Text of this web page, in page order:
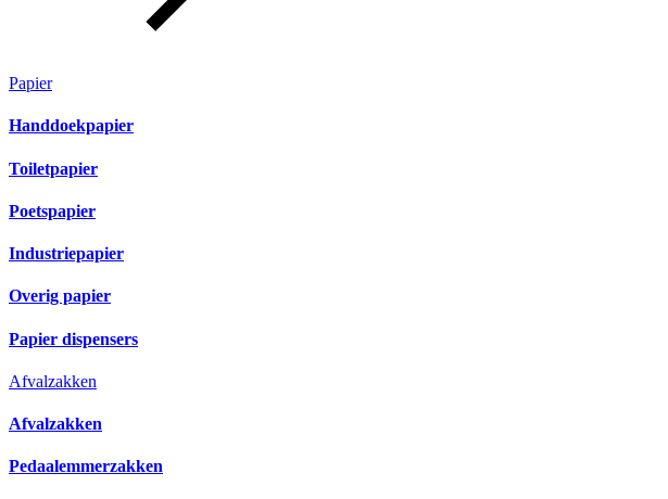
Papier
Handdoekpapier
Toiletpapier
Poetspapier
Industriepapier
Overig papier
Papier dispensers
Afvalzakken
Afvalzakken
Pedaalemmerzakken